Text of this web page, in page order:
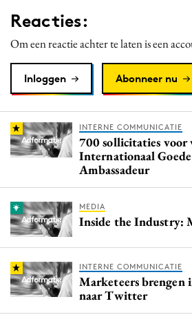
Reacties:
Om een reactie achter te laten is een
Inloggen Abonneer nu
INTERNE COMMUNICATIE
700 sollicitaties voor
Internationaal
Ambassadeur
MEDIA
Inside the Industry:
INTERNE COMMUNICATIE
Marketeers
naar Twitter